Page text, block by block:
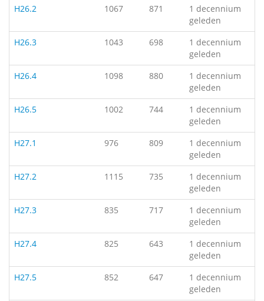
H26.2
1067 871
1 decennium
geleden
H26.3
1043 698
1 decennium
geleden
H26.4
1098 880
1 decennium
geleden
H26.5
1002 744
1 decennium
geleden
H27.1
976 809
1 decennium
geleden
H27.2
1115 735
1 decennium
geleden
H27.3
835 717
1 decennium
geleden
H27.4
825 643
1 decennium
geleden
H27.5
852 647
1 decennium
geleden